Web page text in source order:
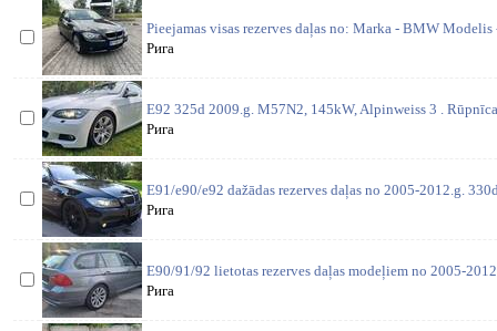
Pieejamas visas rezerves daļas no: Marka - BMW Modelis
Рига
E92 325d 2009.g. M57N2, 145kW, Alpinweiss 3 .
Рига
E91/e90/e92 dažādas rezerves daļas no 2005-2012.g.
Рига
E90/91/92 lietotas rezerves daļas modeļiem no 2005-
Рига